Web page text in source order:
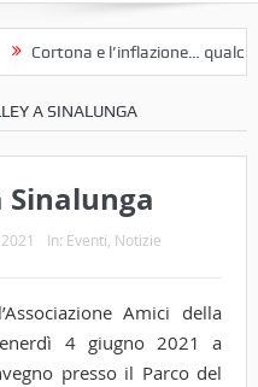
Cortona e l’inflazione… qualche
A SINALUNGA
Sinalunga
In: Eventi Notizie
Amici della
4 giugno 2021 a
presso il Parco del